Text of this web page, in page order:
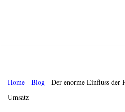
Home - Blog - Der enorme Einfluss der
Umsatz